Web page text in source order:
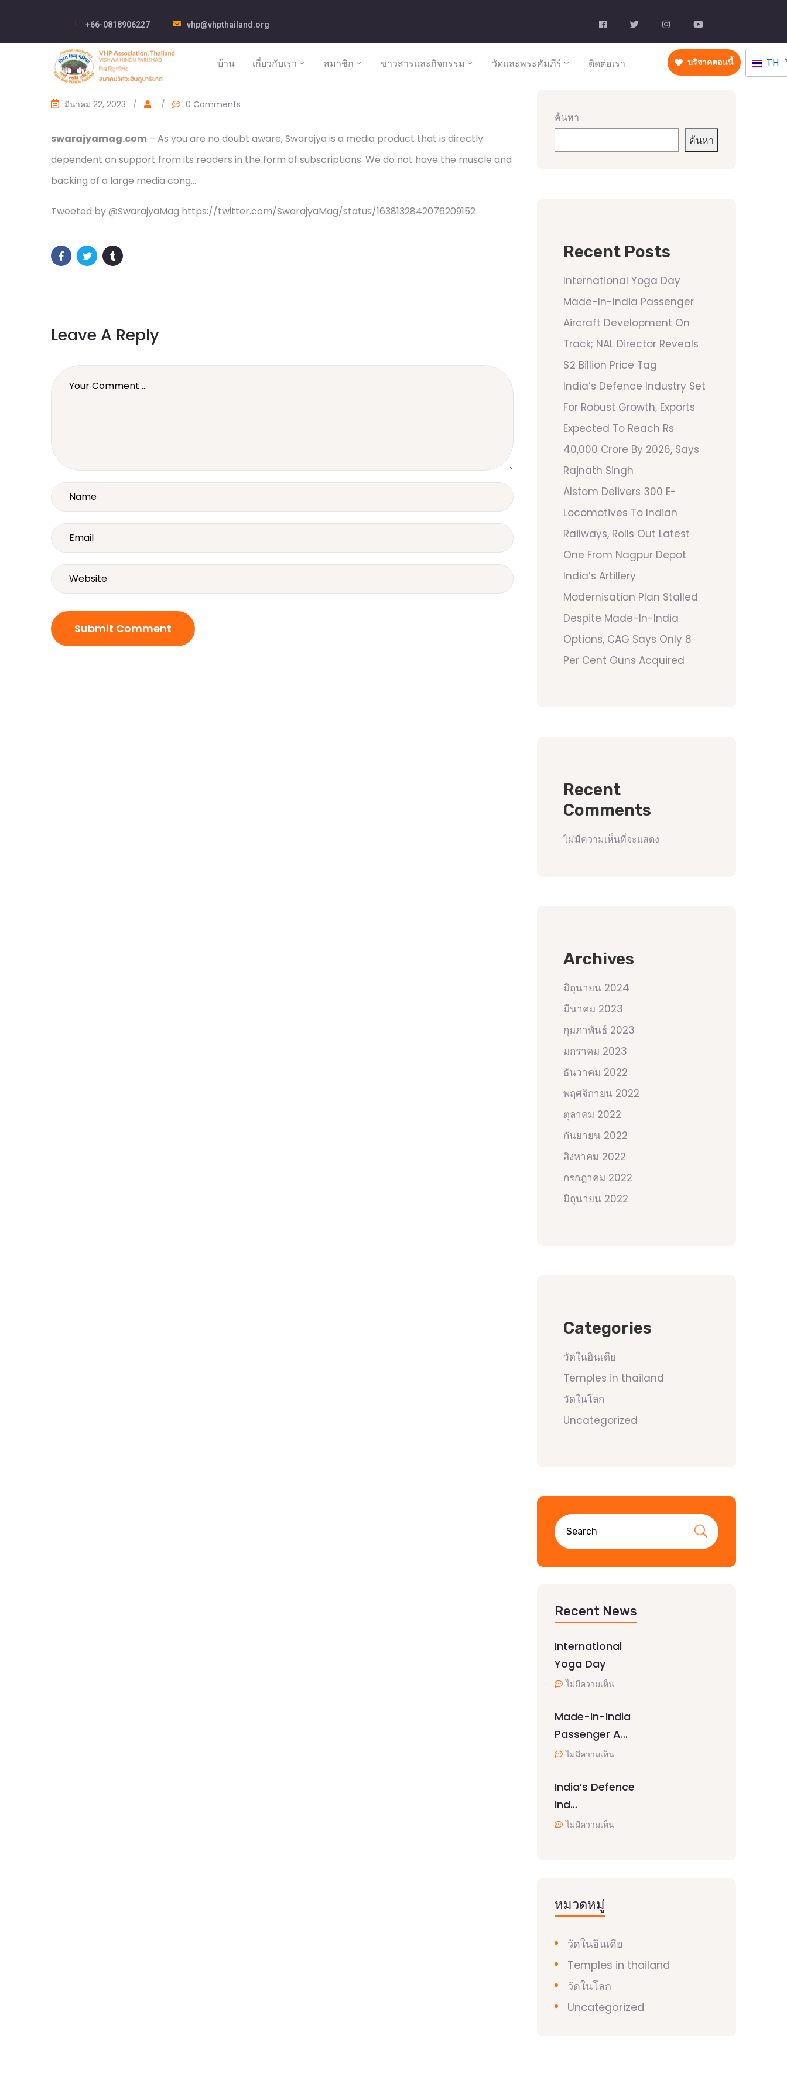
+66-0818906227 vhp@vhpthailand.org
บ้าน เกี่ยวกับเรา สมาชิก ข่าวสารและกิจกรรม วัดและพระคัมภีร์ ติดต่อเรา บริจาคตอนนี้ TH
มีนาคม 22, 2023 / / 0 Comments
swarajyamag.com – As you are no doubt aware, Swarajya is a media product that is directly
dependent on support from its readers in the form of subscriptions. We do not have the muscle and
backing of a large media cong…
Tweeted by @SwarajyaMag https://twitter.com/SwarajyaMag/status/1638132842076209152
Leave A Reply
ค้นหา
ค้นหา
Recent Posts
International Yoga Day
Made-In-India Passenger
Aircraft Development On
Track; NAL Director Reveals
$2 Billion Price Tag
India’s Defence Industry Set
For Robust Growth, Exports
Expected To Reach Rs
40,000 Crore By 2026, Says
Rajnath Singh
Alstom Delivers 300 E-
Locomotives To Indian
Railways, Rolls Out Latest
One From Nagpur Depot
India’s Artillery
Modernisation Plan Stalled
Despite Made-In-India
Options, CAG Says Only 8
Per Cent Guns Acquired
Recent
Comments
ไม่มีความเห็นที่จะแสดง
Archives
มิถุนายน 2024
มีนาคม 2023
กุมภาพันธ์ 2023
มกราคม 2023
ธันวาคม 2022
พฤศจิกายน 2022
ตุลาคม 2022
กันยายน 2022
สิงหาคม 2022
กรกฎาคม 2022
มิถุนายน 2022
Categories
วัดในอินเดีย
Temples in thailand
วัดในโลก
Uncategorized
Recent News
International
Yoga Day
ไม่มีความเห็น
Made-In-India
Passenger A…
ไม่มีความเห็น
India’s Defence
Ind…
ไม่มีความเห็น
หมวดหมู่
วัดในอินเดีย
Temples in thailand
วัดในโลก
Uncategorized